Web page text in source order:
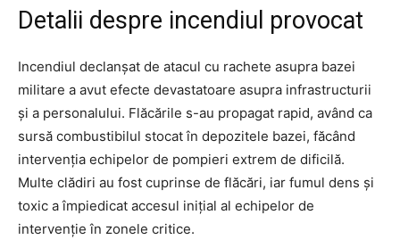
Detalii despre incendiul provocat
Incendiul declanșat de atacul cu rachete asupra bazei
militare a avut efecte devastatoare asupra infrastructurii
și a personalului. Flăcările s-au propagat rapid, având ca
sursă combustibilul stocat în depozitele bazei, făcând
intervenția echipelor de pompieri extrem de dificilă.
Multe clădiri au fost cuprinse de flăcări, iar fumul dens și
toxic a împiedicat accesul inițial al echipelor de
intervenție în zonele critice.